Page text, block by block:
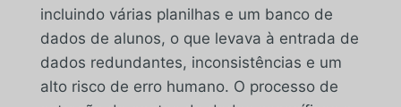
incluindo várias planilhas e um banco de
dados de alunos, o que levava à entrada de
dados redundantes, inconsistências e um
alto risco de erro humano. O processo de